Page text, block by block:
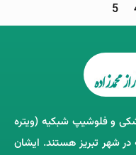
5
و فلوشیپ شبکیه (ویتره
در شهر تبریز هستند. ایشان